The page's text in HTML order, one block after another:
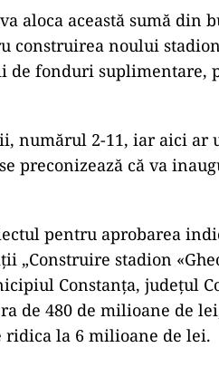
aloca această sumă din
construirea noului
de fonduri suplimentare,
numărul 2-11, iar aici ar
preconizează că va
pentru aprobarea
„Construire stadion
Constanța, județul
de 480 de milioane de
ridica la 6 milioane de lei.